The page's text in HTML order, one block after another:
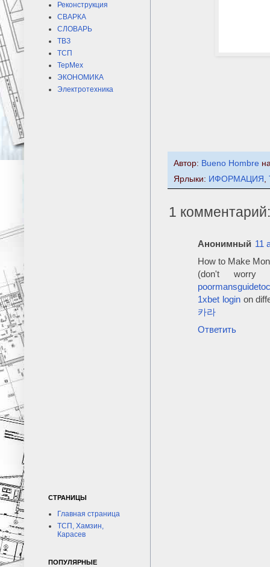
Автор: Bueno Hombre
Ярлыки: ИФОРМАЦИЯ ,
1 комментарий:
Анонимный 11
How to Make
(don't
1xbet loginon
카라
Ответить
Реконструкция
СВАРКА
СЛОВАРЬ
ТВЗ
ТСП
ТерМех
ЭКОНОМИКА
Электротехника
СТРАНИЦЫ
Главная страница
ТСП, Хамзин,
Карасев
ПОПУЛЯРНЫЕ